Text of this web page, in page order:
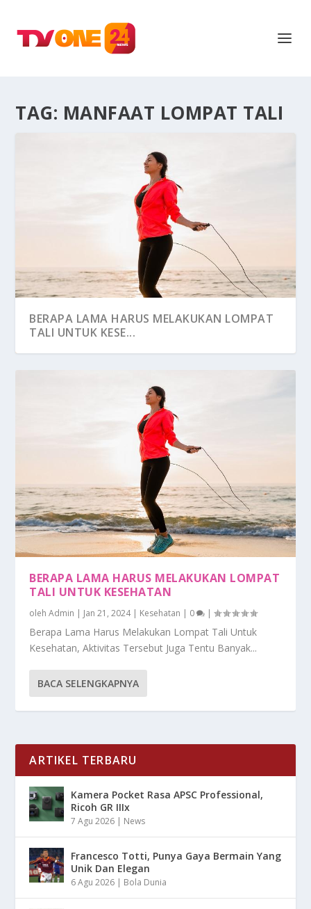
TAG: MANFAAT LOMPAT TALI
BERAPA LAMA HARUS MELAKUKAN LOMPAT
TALI UNTUK KESE...
BERAPA LAMA HARUS MELAKUKAN LOMPAT
TALI UNTUK KESEHATAN
olehAdmin | Jan 21, 2024| Kesehatan | 0 |
Berapa Lama Harus Melakukan Lompat Tali Untuk
Kesehatan, Aktivitas Tersebut Juga Tentu Banyak...
BACA SELENGKAPNYA
ARTIKEL TERBARU
Kamera Pocket Rasa APSC Professional,
Ricoh GR IIIx
7 Agu 2026 | News
Francesco Totti, Punya Gaya Bermain Yang
Unik Dan Elegan
6 Agu 2026 | Bola Dunia